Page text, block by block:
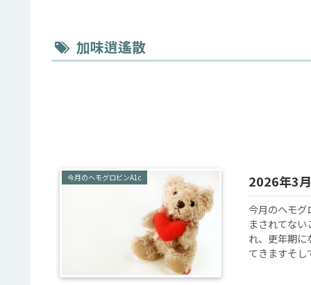
加味逍遙散
今月のヘモグロビンA1c 2026年3
今月のヘモグ
まされてな
れ、更年期
てきますそし